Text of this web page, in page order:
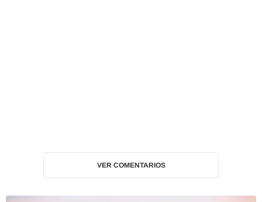
VER COMENTARIOS